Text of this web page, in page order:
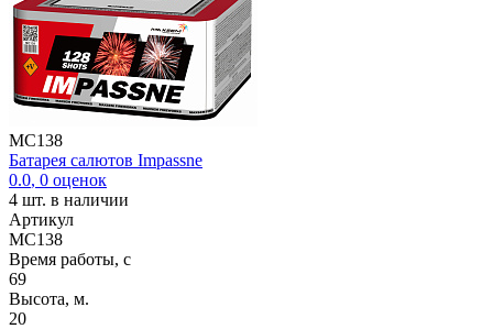
MC138
Батарея салютов Impassne
0.0, 0 оценок
4 шт. в наличии
Артикул
MC138
Время работы, с
69
Высота, м.
20